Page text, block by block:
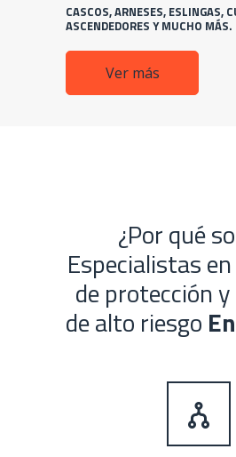
CASCOS, ARNESES, ESLINGAS,
ASCENDEDORES Y MUCHO MÁS.
Ver más
¿Por qué
Especialistas
de protección
de alto riesgo